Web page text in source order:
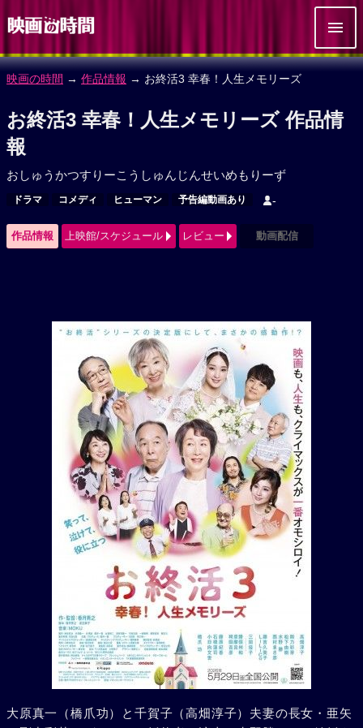
映画の時間 → 作品情報 → お終活3 幸春！人生メモリーズ
お終活3 幸春！人生メモリーズ 作品情
報
おしゅうかつすりーこうしゅんじんせいめもりーず
ドラマ コメディ ヒューマン 予告編動画あり -
作品情報 上映館/スケジュール レビュー 動画配信
大原真一（橋爪功）と千賀子（高畑淳子）夫妻の長女・亜矢